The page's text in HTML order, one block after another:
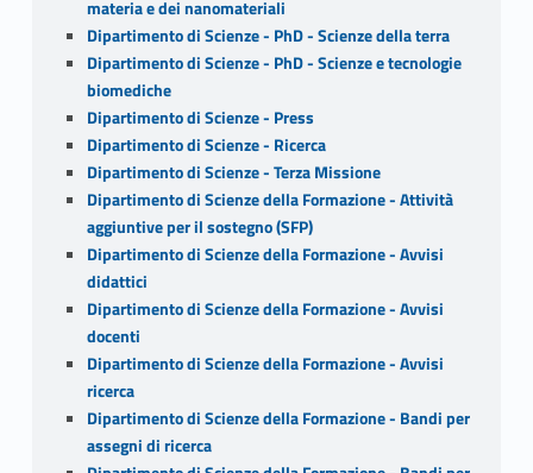
materia e dei nanomateriali
Dipartimento di Scienze - PhD - Scienze della terra
Dipartimento di Scienze - PhD - Scienze e tecnologie
biomediche
Dipartimento di Scienze - Press
Dipartimento di Scienze - Ricerca
Dipartimento di Scienze - Terza Missione
Dipartimento di Scienze della Formazione - Attività
aggiuntive per il sostegno (SFP)
Dipartimento di Scienze della Formazione - Avvisi
didattici
Dipartimento di Scienze della Formazione - Avvisi
docenti
Dipartimento di Scienze della Formazione - Avvisi
ricerca
Dipartimento di Scienze della Formazione - Bandi per
assegni di ricerca